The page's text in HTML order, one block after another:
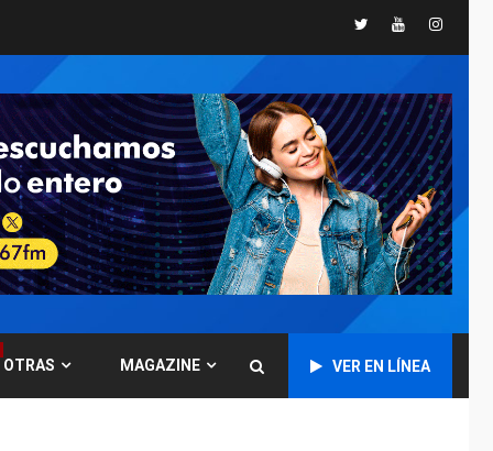
TwitterYoutube
OTRAS MAGAZINE VER EN LÍNEA
7
GUERRA EN EL MUNDO
Ucrania y Rusia
intensifican
ofensivas de largo
alcance
NACIONALES
TITULARES
ÚLTIMA HORA
Instalan carpas
metálicas como
terminales
Aeropuerto de